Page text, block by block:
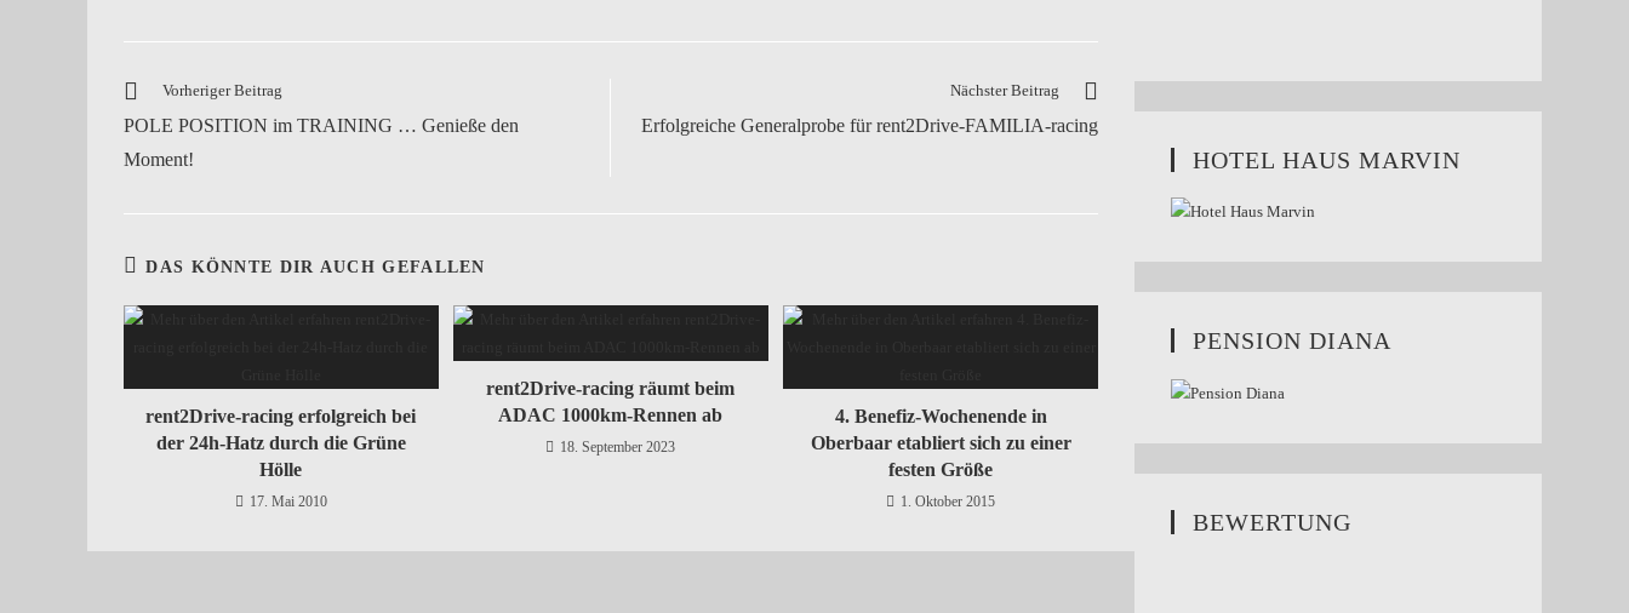
Vorheriger Beitrag
POLE POSITION im TRAINING … Genieße den
Moment!
Nächster Beitrag
Erfolgreiche Generalprobe für rent2Drive-FAMILIA-racing
DAS KÖNNTE DIR AUCH GEFALLEN
rent2Drive-racing erfolgreich bei
der 24h-Hatz durch die Grüne
Hölle
17. Mai 2010
rent2Drive-racing räumt beim
ADAC 1000km-Rennen ab
18. September 2023
4. Benefiz-Wochenende in
Oberbaar etabliert sich zu einer
festen Größe
1. Oktober 2015
HOTEL HAUS MARVIN
PENSION DIANA
BEWERTUNG